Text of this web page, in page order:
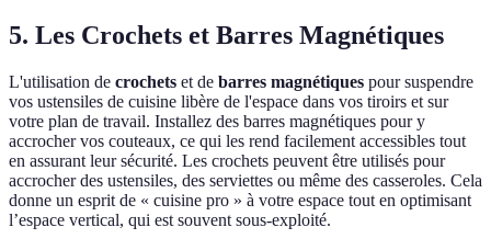
5. Les Crochets et Barres Magnétiques
L'utilisation de crochets et de barres magnétiques pour suspendre
vos ustensiles de cuisine libère de l'espace dans vos tiroirs et sur
votre plan de travail. Installez des barres magnétiques pour y
accrocher vos couteaux, ce qui les rend facilement accessibles tout
en assurant leur sécurité. Les crochets peuvent être utilisés pour
accrocher des ustensiles, des serviettes ou même des casseroles. Cela
donne un esprit de « cuisine pro » à votre espace tout en optimisant
l’espace vertical, qui est souvent sous-exploité.